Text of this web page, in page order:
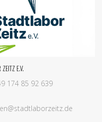
E.V.
174 85 92 639